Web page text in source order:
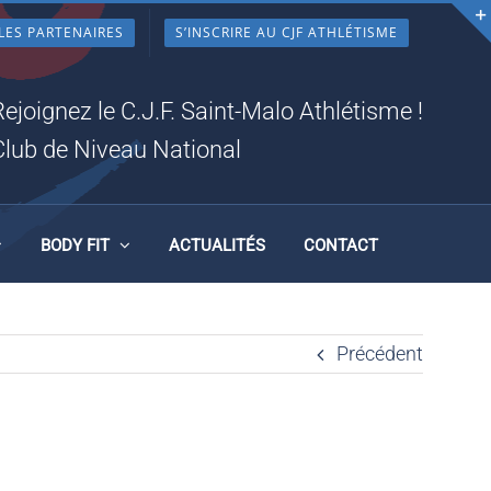
LES PARTENAIRES S’INSCRIRE AU CJF ATHLÉTISME
le C.J.F. Saint-Malo Athlétisme !
de Niveau National
BODY FIT ACTUALITÉS CONTACT
Précédent